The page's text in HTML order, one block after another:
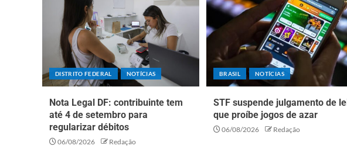
DISTRITO FEDERAL NOTÍCIAS
Nota Legal DF: contribuinte tem
até 4 de setembro para
regularizar débitos
06/08/2026 Redação
BRASIL NOTÍCIAS
STF suspende julgamento de
que proíbe jogos de azar
06/08/2026 Redação